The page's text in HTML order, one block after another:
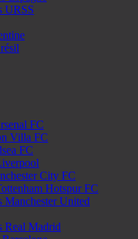
URSS
FC
Villa FC
FC
City FC
Hotspur FC
Manchester United
Real Madrid